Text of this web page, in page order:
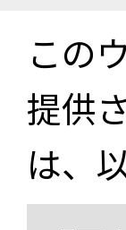
この
提供
は、